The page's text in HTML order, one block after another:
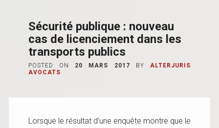
Sécurité publique : nouveau
cas de licenciement dans les
transports publics
POSTED ON 20 MARS 2017 BY
ALTERJURIS
AVOCATS
Lorsque le résultat d’une enquête montre que le